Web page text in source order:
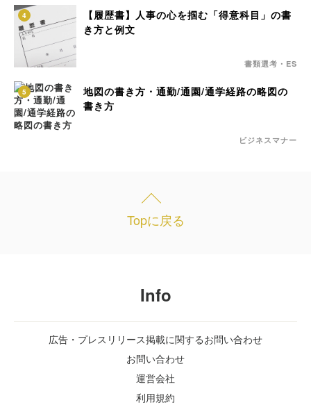
4
【履歴書】人事の心を掴む「得意科目」の書
き方と例文
書類選考・ES
5
地図の書き方・通勤/通園/通学経路の略図の
書き方
ビジネスマナー
Topに戻る
Info
広告・プレスリリース掲載に関するお問い合わせ
お問い合わせ
運営会社
利用規約